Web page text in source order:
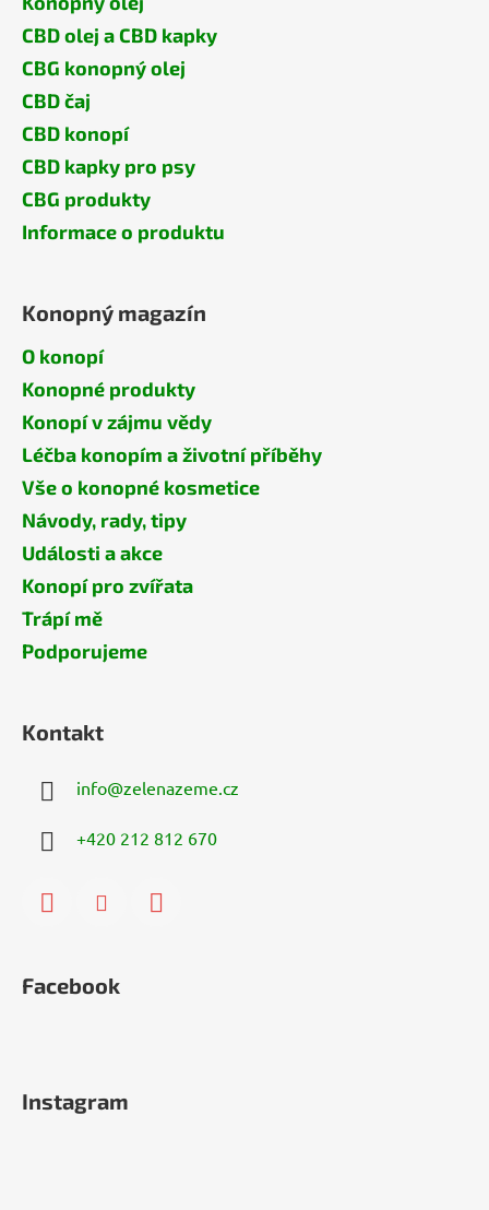
CBD olej a CBD kapky
CBG konopný olej
CBD čaj
CBD konopí
CBD kapky pro psy
CBG produkty
Informace o produktu
Konopný magazín
O konopí
Konopné produkty
Konopí v zájmu vědy
Léčba konopím a životní příběhy
Vše o konopné kosmetice
Návody, rady, tipy
Události a akce
Konopí pro zvířata
Trápí mě
Podporujeme
Kontakt
info@zelenazeme.cz
+420 212 812 670
Facebook
Instagram